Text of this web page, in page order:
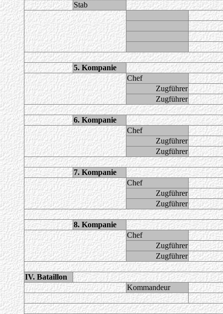
Stab
5. Kompanie
Chef
Zugführer
Zugführer
6. Kompanie
Chef
Zugführer
Zugführer
7. Kompanie
Chef
Zugführer
Zugführer
8. Kompanie
Chef
Zugführer
Zugführer
IV. Bataillon
Kommandeur